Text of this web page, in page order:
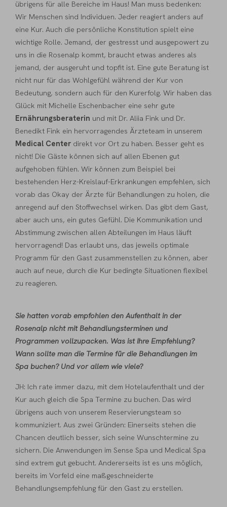
übrigens für alle Bereiche im Haus! Man muss bedenken:
Wir Menschen sind Individuen. Jeder reagiert anders auf
eine Kur. Auch die persönliche Konstitution spielt eine
wichtige Rolle. Jemand, der gestresst und ausgepowert zu
uns in die Rosenalp kommt, braucht etwas anderes als
jemand, der ausgeruht und topfit ist. Eine gute Beratung ist
nicht nur für das Wohlgefühl während der Kur von
Bedeutung, sondern auch für den Kurerfolg. Wir haben das
Glück mit Michelle Eschenbacher eine sehr gute
Ernährungsberaterin und mit Dr. Aliia Fink und Dr.
Benedikt Fink ein hervorragendes Ärzteteam in unserem
Medical Center direkt vor Ort zu haben. Besser geht es
nicht! Die Gäste können sich auf allen Ebenen gut
aufgehoben fühlen. Wir können zum Beispiel bei
bestehenden Herz-Kreislauf-Erkrankungen empfehlen, sich
vorab das Okay der Ärzte für Behandlungen zu holen, die
anregend auf den Stoffwechsel wirken. Das gibt dem Gast,
aber auch uns, ein gutes Gefühl. Die Kommunikation und
Abstimmung zwischen allen Abteilungen im Haus läuft
hervorragend! Das erlaubt uns, das jeweils optimale
Programm für den Gast zusammenstellen zu können, aber
auch auf neue, durch die Kur bedingte Situationen flexibel
zu reagieren.
Sie hatten vorab empfohlen den Aufenthalt in der
Rosenalp nicht mit Behandlungsterminen und
Programmen vollzupacken. Was ist Ihre Empfehlung?
Wann sollte man die Termine für die Behandlungen im
Spa buchen? Und vor allem wie viele?
JH: Ich rate immer dazu, mit dem Hotelaufenthalt und der
Kur auch gleich die Spa Termine zu buchen. Das wird
übrigens auch von unserem Reservierungsteam so
kommuniziert. Aus zwei Gründen: Einerseits stehen die
Chancen deutlich besser, sich seine Wunschtermine zu
sichern. Die Anwendungen im Sense Spa und Medical Spa
sind extrem gut gebucht. Andererseits ist es uns möglich,
bereits im Vorfeld eine maßgeschneiderte
Behandlungsempfehlung für den Gast zu erstellen.